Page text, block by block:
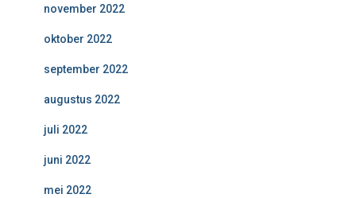
november 2022
oktober 2022
september 2022
augustus 2022
juli 2022
juni 2022
mei 2022